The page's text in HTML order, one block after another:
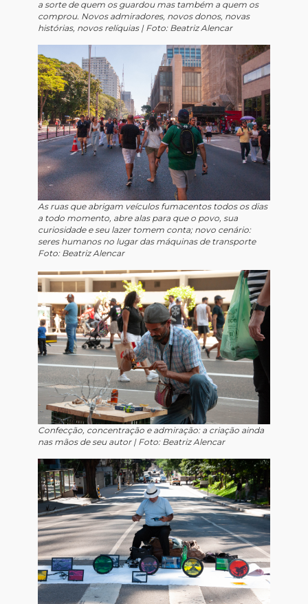
a sorte de quem os guardou mas também a quem os
comprou. Novos admiradores, novos donos, novas
histórias, novos relíquias | Foto: Beatriz Alencar
As ruas que abrigam veículos fumacentos todos os dias
a todo momento, abre alas para que o povo, sua
curiosidade e seu lazer tomem conta; novo cenário:
seres humanos no lugar das máquinas de transporte
Foto: Beatriz Alencar
Confecção, concentração e admiração: a criação ainda
nas mãos de seu autor | Foto: Beatriz Alencar